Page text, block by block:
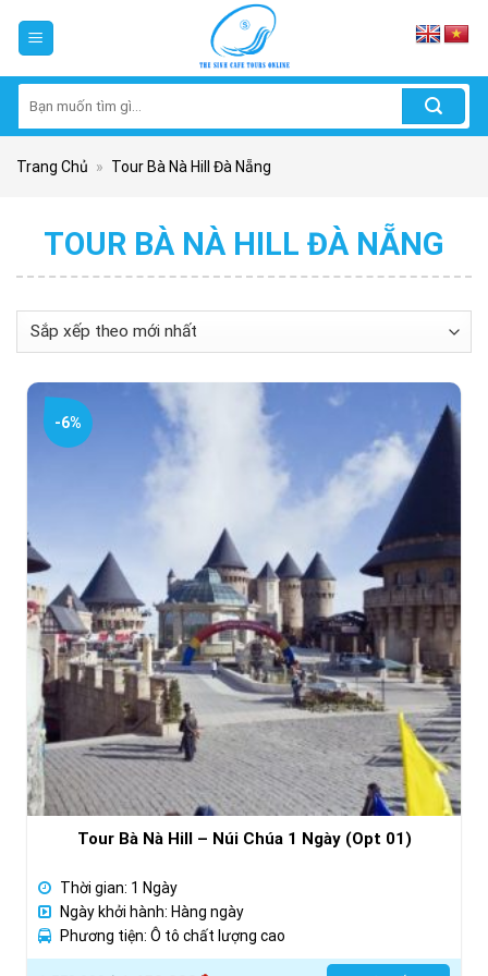
kiếm:
Trang Chủ » Tour Bà Nà Hill Đà Nẵng
TOUR BÀ NÀ HILL ĐÀ NẴNG
-6%
Tour Bà Nà Hill – Núi Chúa 1 Ngày (Opt 01)
Thời gian: 1 Ngày
Ngày khởi hành: Hàng ngày
Phương tiện: Ô tô chất lượng cao